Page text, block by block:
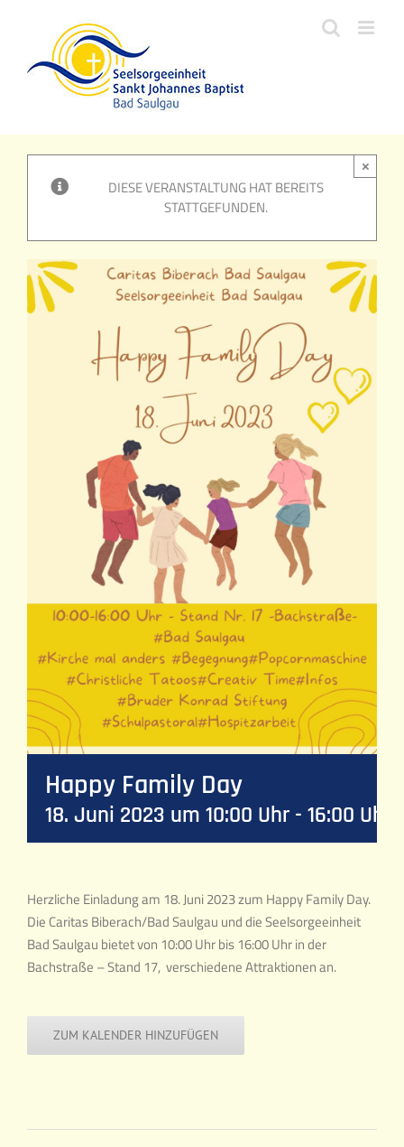
DIESE VERANSTALTUNG HAT BEREITS
STATTGEFUNDEN.
×
Happy Family Day
18. Juni 2023 um 10:00 Uhr - 16:00 Uhr
Herzliche Einladung am 18. Juni 2023 zum Happy Family Day.
Die Caritas Biberach/Bad Saulgau und die Seelsorgeeinheit
Bad Saulgau bietet von 10:00 Uhr bis 16:00 Uhr in der
Bachstraße – Stand 17, verschiedene Attraktionen an.
ZUM KALENDER HINZUFÜGEN